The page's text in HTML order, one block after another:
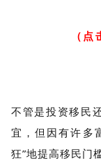
（
不管是投资移民
宜，但因有许多
狂”地提高移民门槛